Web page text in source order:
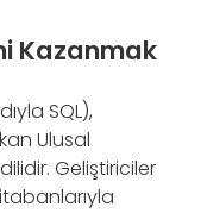
Kazanmak
SQL),
Ulusal
Geliştiriciler